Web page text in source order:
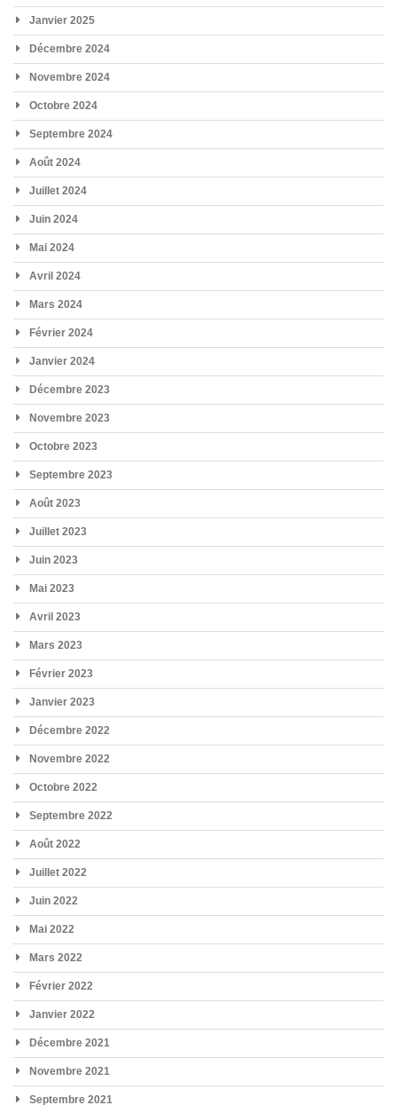
Janvier 2025
Décembre 2024
Novembre 2024
Octobre 2024
Septembre 2024
Août 2024
Juillet 2024
Juin 2024
Mai 2024
Avril 2024
Mars 2024
Février 2024
Janvier 2024
Décembre 2023
Novembre 2023
Octobre 2023
Septembre 2023
Août 2023
Juillet 2023
Juin 2023
Mai 2023
Avril 2023
Mars 2023
Février 2023
Janvier 2023
Décembre 2022
Novembre 2022
Octobre 2022
Septembre 2022
Août 2022
Juillet 2022
Juin 2022
Mai 2022
Mars 2022
Février 2022
Janvier 2022
Décembre 2021
Novembre 2021
Septembre 2021